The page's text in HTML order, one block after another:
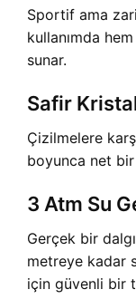
Sportif ama
kullanımda
sunar.
Safir
Çizilmelere
boyunca net bir
3 Atm Su
Gerçek bir
metreye kadar
için güvenli bir